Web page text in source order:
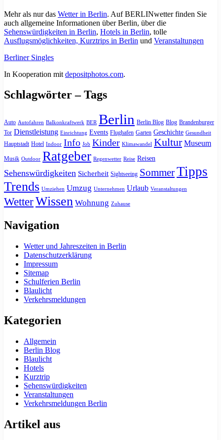
Mehr als nur das Wetter in Berlin. Auf BERLINwetter finden Sie
auch allgemeine Informationen über Berlin, über die
Sehenswürdigkeiten in Berlin, Hotels in Berlin, tolle
Ausflugsmöglichkeiten, Kurztrips in Berlin und Veranstaltungen
Berliner Singles
In Kooperation mit depositphotos.com.
Schlagwörter – Tags
Auto Autofahren Balkonkraftwerk BER Berlin Berlin Blog Blog Brandenburger
Tor Dienstleistung Einrichtung Events Flughafen Garten Geschichte Gesundheit
Hauptstadt Hotel Indoor Info Job Kinder Klimawandel Kultur Museum
Musik Outdoor Ratgeber Regenwetter Reise Reisen
Sehenswürdigkeiten Sicherheit Sightseeing SommerTipps
Trends Umziehen Umzug Unternehmen Urlaub Veranstaltungen
WetterWissen Wohnung Zuhause
Navigation
Wetter und Jahreszeiten in Berlin
Datenschutzerklärung
Impressum
Sitemap
Schulferien Berlin
Blaulicht
Verkehrsmeldungen
Kategorien
Allgemein
Berlin Blog
Blaulicht
Hotels
Kurztrip
Sehenswürdigkeiten
Veranstaltungen
Verkehrsmeldungen Berlin
Artikel aus